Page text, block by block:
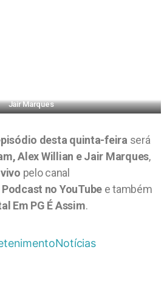
Jair Marques
desta quinta-feiraserá
Alex Willian e Jair Marques,
pelo canal
no YouTube e também
Em PG É Assim.
Notícias